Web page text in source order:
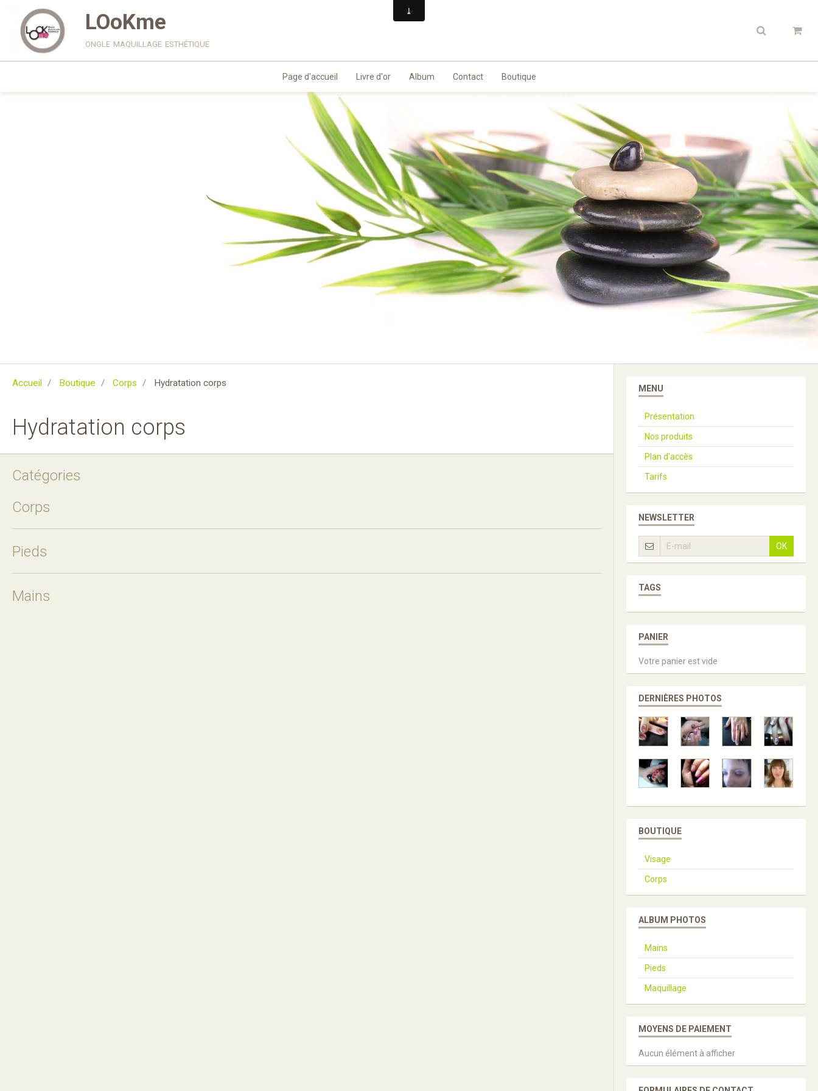
LOoKme
ongle maquillage esthétique
Page d'accueil Livre d'or Album Contact Boutique
Accueil Boutique Corps Hydratation corps
Hydratation corps
Catégories
Corps
Pieds
Mains
MENU
Présentation
Nos produits
Plan d'accès
Tarifs
NEWSLETTER
OK
TAGS
PANIER
Votre panier est vide
DERNIÈRES PHOTOS
BOUTIQUE
Visage
Corps
ALBUM PHOTOS
Mains
Pieds
Maquillage
MOYENS DE PAIEMENT
Aucun élément à afficher